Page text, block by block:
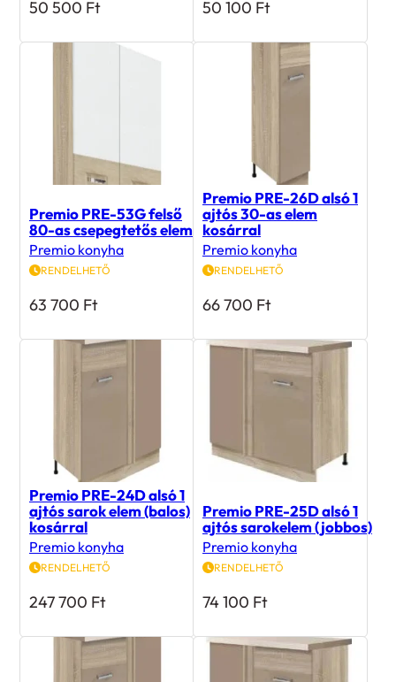
Premio PRE-53G felső
80-as csepegtetős elem
Premio konyha
RENDELHETŐ
63 700
Premio PRE-26D alsó 1
ajtós 30-as elem
kosárral
Premio konyha
RENDELHETŐ
66 700
Premio PRE-24D alsó 1
ajtós sarok elem (balos)
kosárral
Premio konyha
RENDELHETŐ
247 700
Premio PRE-25D alsó 1
ajtós sarokelem (jobbos)
Premio konyha
RENDELHETŐ
74 100